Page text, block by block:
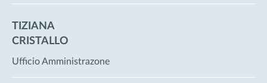
TIZIANA
CRISTALLO
Ufficio Amministrazone